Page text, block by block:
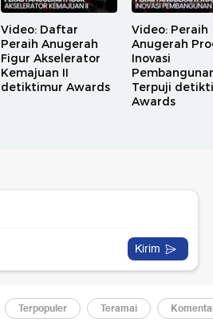
Video: Daftar
Peraih Anugerah
Figur Akselerator
Kemajuan II
detiktimur Awards
Video: Peraih
Anugerah
Inovasi
Terpuji
Awards